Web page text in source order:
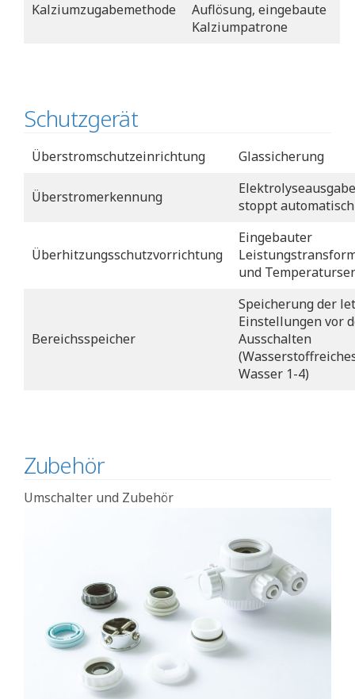
Kalziumzugabemethode
Auflösung, eingebaute
Kalziumpatrone
Schutzgerät
Überstromschutzeinrichtung Glassicherung
Überstromerkennung
Elektrolyseausgabe
stoppt automatisch
Überhitzungsschutzvorrichtung
Eingebauter
und
Bereichsspeicher
Speicherung der
Einstellungen vor
Ausschalten
Wasser 1-4)
Zubehör
Umschalter und Zubehör